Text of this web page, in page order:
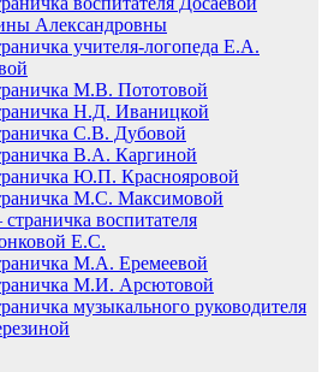
Александровны
учителя-логопеда Е.А.
М.В. Пототовой
Н.Д. Иваницкой
С.В. Дубовой
В.А. Каргиной
Ю.П. Краснояровой
М.С. Максимовой
воспитателя
Е.С.
М.А. Еремеевой
М.И. Арсютовой
музыкального руководителя